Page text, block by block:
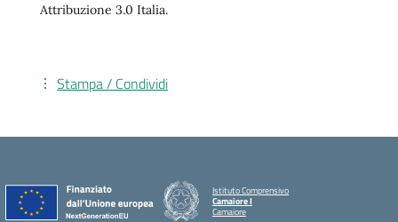
Attribuzione 3.0 Italia.
Stampa / Condividi
Istituto Comprensivo
Camaiore I
Camaiore